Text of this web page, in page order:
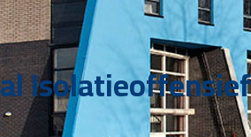
Isolatieoffensief